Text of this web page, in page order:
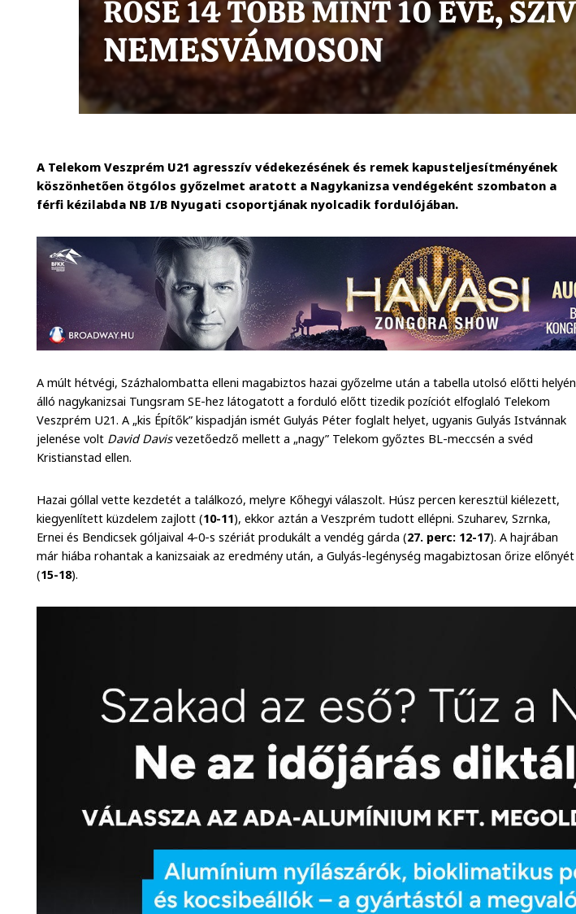
A Telekom Veszprém U21 agresszív védekezésének és remek kapusteljesítményének
köszönhetően ötgólos győzelmet aratott a Nagykanizsa vendégeként szombaton a
férfi kézilabda NB I/B Nyugati csoportjának nyolcadik fordulójában.
A múlt hétvégi, Százhalombatta elleni magabiztos hazai győzelme után a tabella utolsó előtti helyén
álló nagykanizsai Tungsram SE-hez látogatott a forduló előtt tizedik pozíciót elfoglaló Telekom
Veszprém U21. A „kis Építők” kispadján ismét Gulyás Péter foglalt helyet, ugyanis Gulyás Istvánnak
jelenése volt David Davisvezetőedző mellett a „nagy” Telekom győztes BL-meccsén a svéd
Kristianstad ellen.
Hazai góllal vette kezdetét a találkozó, melyre Kőhegyi válaszolt. Húsz percen keresztül kiélezett,
kiegyenlített küzdelem zajlott (10-11), ekkor aztán a Veszprém tudott ellépni. Szuharev, Szrnka,
Ernei és Bendicsek góljaival 4-0-s szériát produkált a vendég gárda (27. perc: 12-17). A hajrában
már hiába rohantak a kanizsaiak az eredmény után, a Gulyás-legénység magabiztosan őrize előnyét
(15-18).